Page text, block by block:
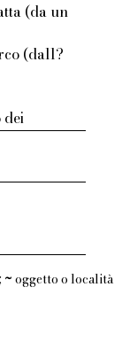
(da un
(dall?
dei
~ oggetto o località